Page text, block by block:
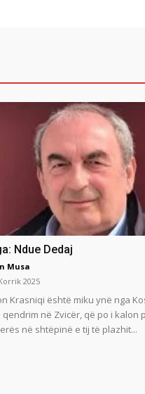
Ndue Dedaj
Musa
2025
Krasniqi është miku ynë nga
qendrim në Zvicër, që po i kalon
në shtëpinë e tij të plazhit...